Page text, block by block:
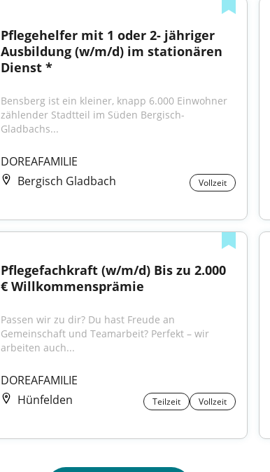
Pflegehelfer mit 1 oder 2- jähriger
Ausbildung (w/m/d) im stationären
Dienst *
Bensberg ist ein kleiner, knapp 6.000 Einwohner
zählender Stadtteil im Süden Bergisch-
Gladbachs...
DOREAFAMILIE
Bergisch Gladbach
Vollzeit
Pflegefachkraft (w/m/d) Bis zu 2.000
€ Willkommensprämie
Passen wir zu dir? Du hast Freude an
Gemeinschaft und Teamarbeit? Perfekt – wir
arbeiten auch...
DOREAFAMILIE
Hünfelden
Teilzeit Vollzeit